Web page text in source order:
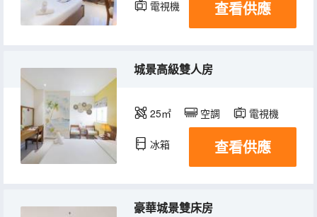
電視機 冰箱
查看供應
城景高級雙人房
25㎡ 空調 電視機
冰箱 查看供應
豪華城景雙床房